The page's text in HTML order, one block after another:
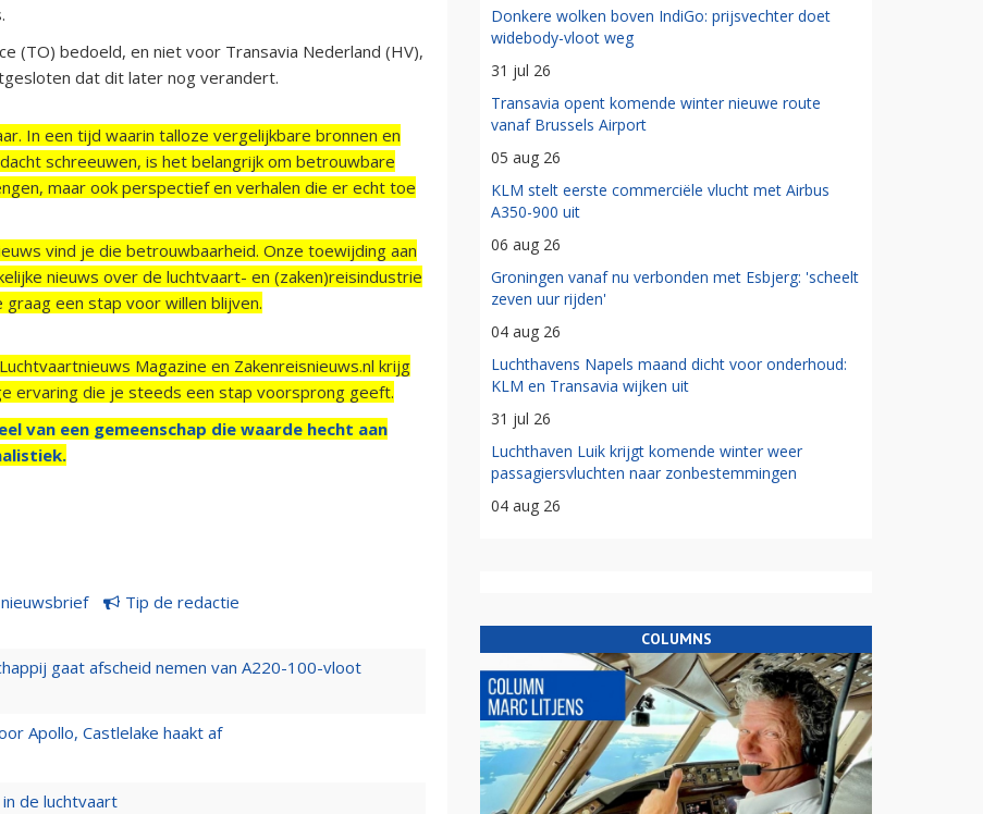
(TO) bedoeld, en niet voor Transavia Nederland (HV),
dat dit later nog verandert.
In een tijd waarin talloze vergelijkbare bronnen en
schreeuwen, is het belangrijk om betrouwbare
maar ook perspectief en verhalen die er echt toe
vind je die betrouwbaarheid. Onze toewijding aan
nieuws over de luchtvaart- en (zaken)reisindustrie
een stap voor willen blijven.
Magazine en Zakenreisnieuws.nl krijg
ervaring die je steeds een stap voorsprong geeft.
van een gemeenschap die waarde hecht aan
Tip de redactie
gaat afscheid nemen van A220-100-vloot
Apollo, Castlelake haakt af
de luchtvaart
Donkere wolken boven IndiGo: prijsvechter doet
widebody-vloot weg
31 jul 26
Transavia opent komende winter nieuwe route
vanaf Brussels Airport
05 aug 26
KLM stelt eerste commerciële vlucht met Airbus
A350-900 uit
06 aug 26
Groningen vanaf nu verbonden met Esbjerg: 'scheelt
zeven uur rijden'
04 aug 26
Luchthavens Napels maand dicht voor onderhoud:
KLM en Transavia wijken uit
31 jul 26
Luchthaven Luik krijgt komende winter weer
passagiersvluchten naar zonbestemmingen
04 aug 26
COLUMNS